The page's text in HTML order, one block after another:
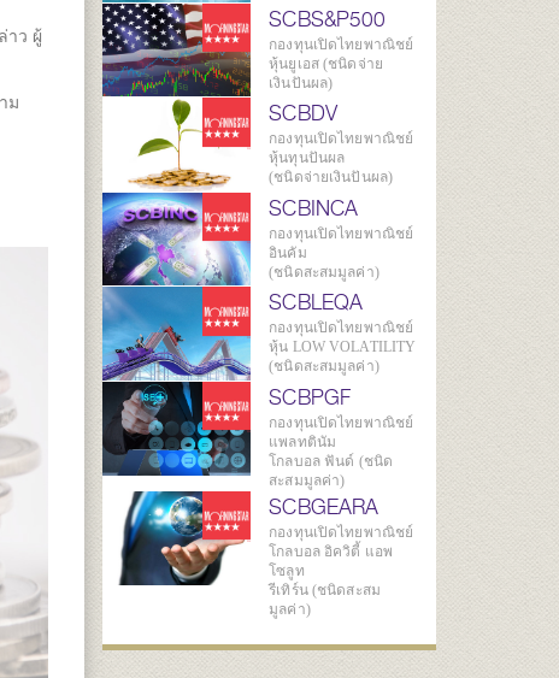
าว ผู้
ม
SCBS&P500
กองทุนเปิดไทยพาณิชย์
หุ้นยูเอส (ชนิดจ่าย
เงินปันผล)
SCBDV
กองทุนเปิดไทยพาณิชย์
หุ้นทุนปันผล
(ชนิดจ่ายเงินปันผล)
SCBINCA
กองทุนเปิดไทยพาณิชย์
อินคัม
(ชนิดสะสมมูลค่า)
SCBLEQA
กองทุนเปิดไทยพาณิชย์
หุ้น LOW VOLATILITY
(ชนิดสะสมมูลค่า)
SCBPGF
กองทุนเปิดไทยพาณิชย์
แพลทตินัม
โกลบอล ฟันด์ (ชนิด
สะสมมูลค่า)
SCBGEARA
กองทุนเปิดไทยพาณิชย์
โกลบอล อิควิตี้ แอพ
โซลูท
รีเทิร์น (ชนิดสะสม
มูลค่า)